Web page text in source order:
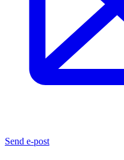
Send e-post